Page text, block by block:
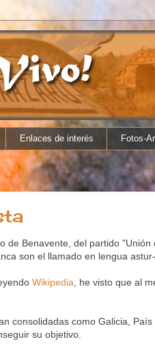
Enlaces de interés Fotos-
de Benavente, del partido
son el llamado en lengua
Wikipedia , he visto que al
consolidadas como Galicia, País
su objetivo.